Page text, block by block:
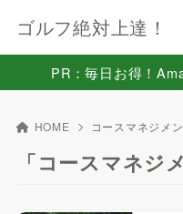
ゴルフ絶対上達！
PR：毎日お得！
HOME コースマネジメ
「コースマネジ